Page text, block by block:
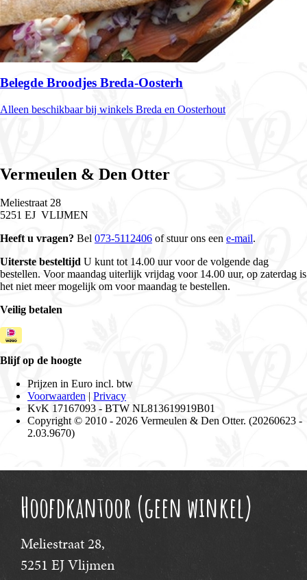
Hoofdkantoor (geen winkel)
Meliestraat 28,
5251 EJ Vlijmen